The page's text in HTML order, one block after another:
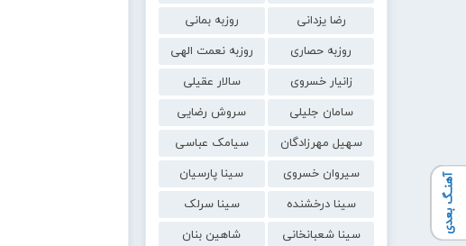
رضا یزدانی
روزبه بمانی
روزبه حصاری
روزبه نعمت الهی
زانیار خسروی
سالار عقیلی
سامان جلیلی
سروش رضایی
سهیل مهرزادگان
سیامک عباسی
سیروان خسروی
سینا پارسیان
سینا درخشنده
سینا سرلک
سینا شعبانخانی
شاهین بنان
آهنـگ بعدی